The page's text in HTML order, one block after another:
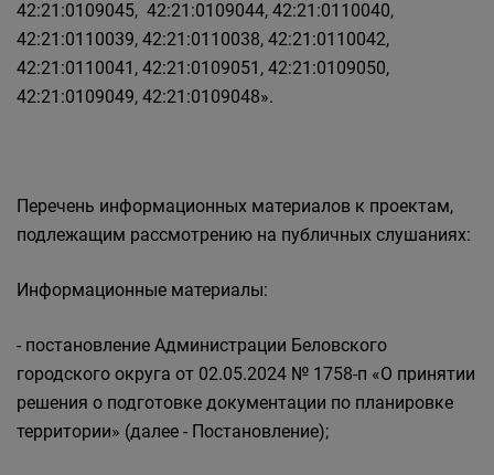
42:21:0109045, 42:21:0109044, 42:21:0110040,
42:21:0110039, 42:21:0110038, 42:21:0110042,
42:21:0110041, 42:21:0109051, 42:21:0109050,
42:21:0109049, 42:21:0109048».
Перечень информационных материалов к проектам,
подлежащим рассмотрению на публичных слушаниях:
Информационные материалы:
- постановление Администрации Беловского
городского округа от 02.05.2024 № 1758-п «О принятии
решения о подготовке документации по планировке
территории» (далее - Постановление);